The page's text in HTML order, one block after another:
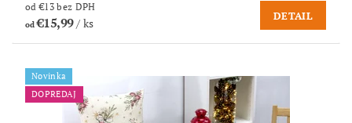
od €13 bez DPH
od€15,99/ ks
DETAIL
Novinka
DOPREDAJ